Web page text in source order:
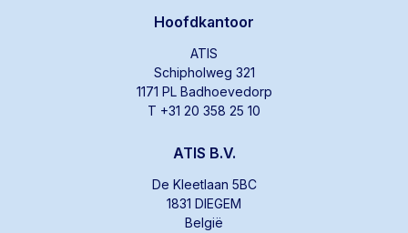
Hoofdkantoor
ATIS
Schipholweg 321
1171 PL Badhoevedorp
T +31 20 358 25 10
ATIS B.V.
De Kleetlaan 5BC
1831 DIEGEM
België